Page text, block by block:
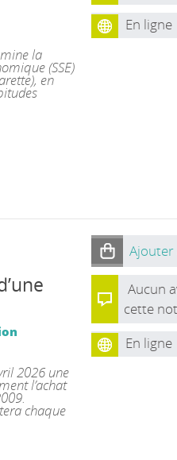
la
(SSE)
en
En ligne
2026 une
l’achat
chaque
Ajouter
Aucun
cette
En ligne